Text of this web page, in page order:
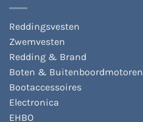
op
Reddingsvesten
Zwemvesten
Redding & Brand
Boten & Buitenboordmotoren
Bootaccessoires
Electronica
EHBO